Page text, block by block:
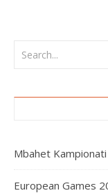
Mbahet
European Games